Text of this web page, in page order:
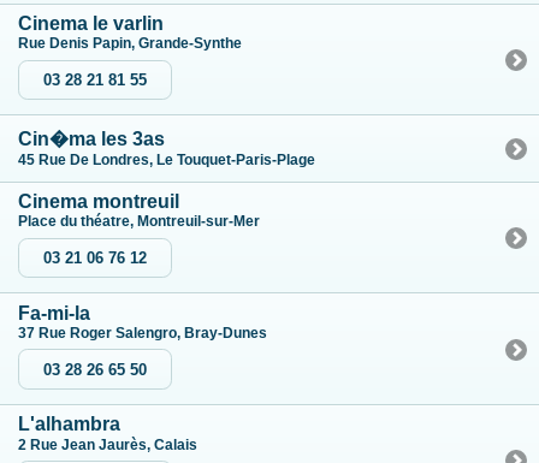
Cinema le varlin
Rue Denis Papin, Grande-Synthe
03 28 21 81 55
Cin�ma les 3as
45 Rue De Londres, Le Touquet-Paris-Plage
Cinema montreuil
Place du théatre, Montreuil-sur-Mer
03 21 06 76 12
Fa-mi-la
37 Rue Roger Salengro, Bray-Dunes
03 28 26 65 50
L'alhambra
2 Rue Jean Jaurès, Calais